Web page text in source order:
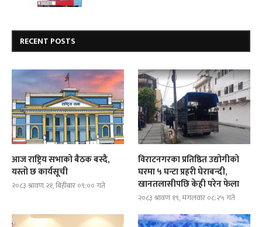
RECENT POSTS
आज राष्ट्रिय सभाको बैठक बस्दै,
यस्तो छ कार्यसूची
२०८३ श्रावण २१, बिहीबार ०९:०० गते
विराटनगरका प्रतिष्ठित उद्योगीको
घरमा ५ घन्टा प्रहरी घेराबन्दी,
खानतलासीपछि केही परेन फेला
२०८३ श्रावण १९, मंगलवार ०८:२५ गते